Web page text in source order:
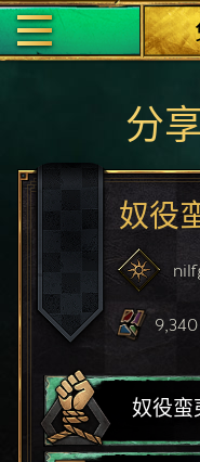
分
奴役
9,340
奴役蛮